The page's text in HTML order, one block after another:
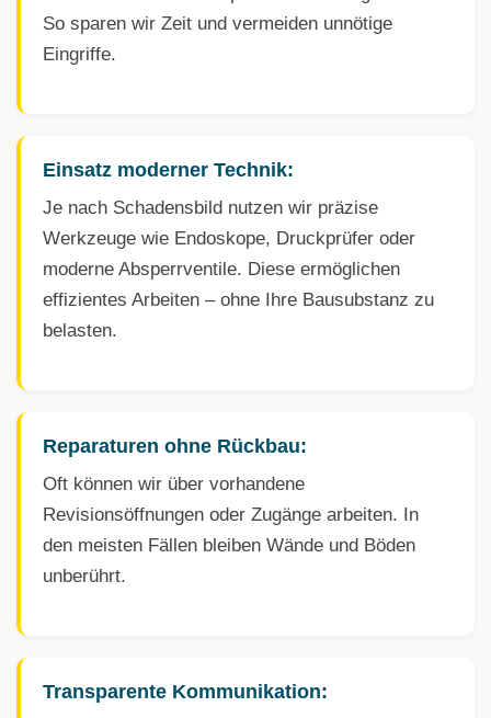
So sparen wir Zeit und vermeiden unnötige
Eingriffe.
Einsatz moderner Technik:
Je nach Schadensbild nutzen wir präzise
Werkzeuge wie Endoskope, Druckprüfer oder
moderne Absperrventile. Diese ermöglichen
effizientes Arbeiten – ohne Ihre Bausubstanz zu
belasten.
Reparaturen ohne Rückbau:
Oft können wir über vorhandene
Revisionsöffnungen oder Zugänge arbeiten. In
den meisten Fällen bleiben Wände und Böden
unberührt.
Transparente Kommunikation: